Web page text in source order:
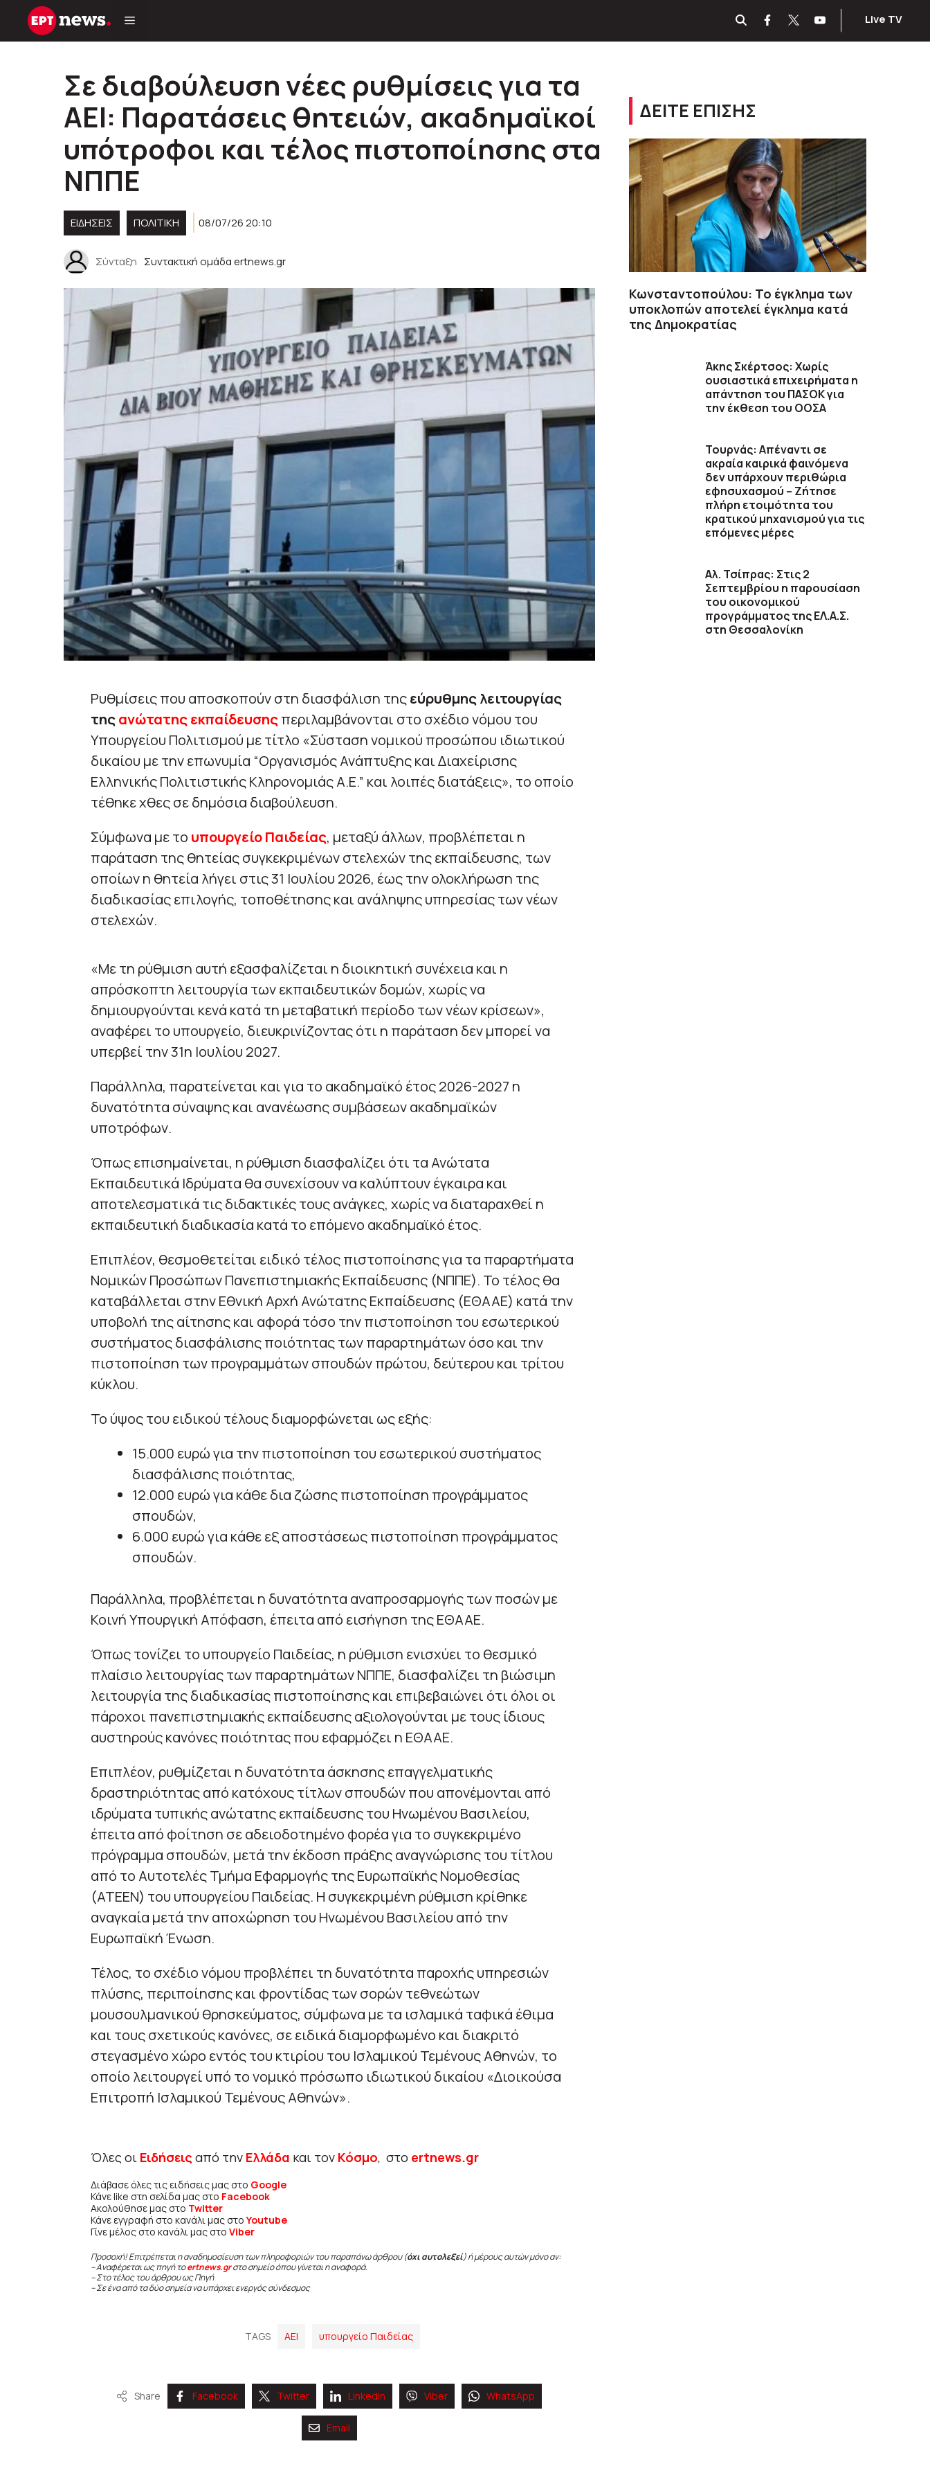
Μετάβαση
Live TV
Σε διαβούλευση νέες ρυθμίσεις για τα
ΑΕΙ: Παρατάσεις θητειών, ακαδημαϊκοί
υπότροφοι και τέλος πιστοποίησης στα
ΝΠΠΕ
ΕΙΔΗΣΕΙΣ ΠΟΛΙΤΙΚΉ 08/07/26 20:10
Σύνταξη Συντακτική ομάδα ertnews.gr
Ρυθμίσεις που αποσκοπούν στη διασφάλιση τηςεύρυθμης λειτουργίας
τηςανώτατης εκπαίδευσηςπεριλαμβάνονται στο σχέδιο νόμου του
Υπουργείου Πολιτισμού με τίτλο «Σύσταση νομικού προσώπου ιδιωτικού
δικαίου με την επωνυμία “Οργανισμός Ανάπτυξης και Διαχείρισης
Ελληνικής Πολιτιστικής Κληρονομιάς Α.Ε.” και λοιπές διατάξεις», το οποίο
τέθηκε χθες σε δημόσια διαβούλευση.
Σύμφωνα με το υπουργείο Παιδείας, μεταξύ άλλων, προβλέπεται η
παράταση της θητείας συγκεκριμένων στελεχών της εκπαίδευσης, των
οποίων η θητεία λήγει στις 31 Ιουλίου 2026, έως την ολοκλήρωση της
διαδικασίας επιλογής, τοποθέτησης και ανάληψης υπηρεσίας των νέων
στελεχών.
«Με τη ρύθμιση αυτή εξασφαλίζεται η διοικητική συνέχεια και η
απρόσκοπτη λειτουργία των εκπαιδευτικών δομών, χωρίς να
δημιουργούνται κενά κατά τη μεταβατική περίοδο των νέων κρίσεων»,
αναφέρει το υπουργείο, διευκρινίζοντας ότι η παράταση δεν μπορεί να
υπερβεί την 31η Ιουλίου 2027.
Παράλληλα, παρατείνεται και για το ακαδημαϊκό έτος 2026-2027 η
δυνατότητα σύναψης και ανανέωσης συμβάσεων ακαδημαϊκών
υποτρόφων.
Όπως επισημαίνεται, η ρύθμιση διασφαλίζει ότι τα Ανώτατα
Εκπαιδευτικά Ιδρύματα θα συνεχίσουν να καλύπτουν έγκαιρα και
αποτελεσματικά τις διδακτικές τους ανάγκες, χωρίς να διαταραχθεί η
εκπαιδευτική διαδικασία κατά το επόμενο ακαδημαϊκό έτος.
Επιπλέον, θεσμοθετείται ειδικό τέλος πιστοποίησης για τα παραρτήματα
Νομικών Προσώπων Πανεπιστημιακής Εκπαίδευσης (ΝΠΠΕ). Το τέλος θα
καταβάλλεται στην Εθνική Αρχή Ανώτατης Εκπαίδευσης (ΕΘΑΑΕ) κατά την
υποβολή της αίτησης και αφορά τόσο την πιστοποίηση του εσωτερικού
συστήματος διασφάλισης ποιότητας των παραρτημάτων όσο και την
πιστοποίηση των προγραμμάτων σπουδών πρώτου, δεύτερου και τρίτου
κύκλου.
Το ύψος του ειδικού τέλους διαμορφώνεται ως εξής:
15.000 ευρώ για την πιστοποίηση του εσωτερικού συστήματος
διασφάλισης ποιότητας,
12.000 ευρώ για κάθε δια ζώσης πιστοποίηση προγράμματος
σπουδών,
6.000 ευρώ για κάθε εξ αποστάσεως πιστοποίηση προγράμματος
σπουδών.
Παράλληλα, προβλέπεται η δυνατότητα αναπροσαρμογής των ποσών με
Κοινή Υπουργική Απόφαση, έπειτα από εισήγηση της ΕΘΑΑΕ.
Όπως τονίζει το υπουργείο Παιδείας, η ρύθμιση ενισχύει το θεσμικό
πλαίσιο λειτουργίας των παραρτημάτων ΝΠΠΕ, διασφαλίζει τη βιώσιμη
λειτουργία της διαδικασίας πιστοποίησης και επιβεβαιώνει ότι όλοι οι
πάροχοι πανεπιστημιακής εκπαίδευσης αξιολογούνται με τους ίδιους
αυστηρούς κανόνες ποιότητας που εφαρμόζει η ΕΘΑΑΕ.
Επιπλέον, ρυθμίζεται η δυνατότητα άσκησης επαγγελματικής
δραστηριότητας από κατόχους τίτλων σπουδών που απονέμονται από
ιδρύματα τυπικής ανώτατης εκπαίδευσης του Ηνωμένου Βασιλείου,
έπειτα από φοίτηση σε αδειοδοτημένο φορέα για το συγκεκριμένο
πρόγραμμα σπουδών, μετά την έκδοση πράξης αναγνώρισης του τίτλου
από το Αυτοτελές Τμήμα Εφαρμογής της Ευρωπαϊκής Νομοθεσίας
(ΑΤΕΕΝ) του υπουργείου Παιδείας. Η συγκεκριμένη ρύθμιση κρίθηκε
αναγκαία μετά την αποχώρηση του Ηνωμένου Βασιλείου από την
Ευρωπαϊκή Ένωση.
Τέλος, το σχέδιο νόμου προβλέπει τη δυνατότητα παροχής υπηρεσιών
πλύσης, περιποίησης και φροντίδας των σορών τεθνεώτων
μουσουλμανικού θρησκεύματος, σύμφωνα με τα ισλαμικά ταφικά έθιμα
και τους σχετικούς κανόνες, σε ειδικά διαμορφωμένο και διακριτό
στεγασμένο χώρο εντός του κτιρίου του Ισλαμικού Τεμένους Αθηνών, το
οποίο λειτουργεί υπό το νομικό πρόσωπο ιδιωτικού δικαίου «Διοικούσα
Επιτροπή Ισλαμικού Τεμένους Αθηνών».
Όλες οι Ειδήσεις από την Ελλάδα και τον Κόσμο, στο ertnews.gr
Διάβασε όλες τις ειδήσεις μας στο Google
Κάνε like στη σελίδα μας στο Facebook
Ακολούθησε μας στο Twitter
Κάνε εγγραφή στο κανάλι μας στοYoutube
Γίνε μέλος στο κανάλι μας στο Viber
Προσοχή! Επιτρέπεται η αναδημοσίευση των πληροφοριών του παραπάνω άρθρου (όχι αυτολεξεί) ή μέρους αυτών μόνο αν:
– Αναφέρεται ως πηγή τοertnews.gr στο σημείο όπου γίνεται η αναφορά.
– Στο τέλος του άρθρου ως Πηγή
– Σε ένα από τα δύο σημεία να υπάρχει ενεργός σύνδεσμος
TAGS ΑΕΙ υπουργείο Παιδείας
Share Facebook Twitter Linkedin Viber WhatsApp
Email
ΔΕΙΤΕ ΕΠΙΣΗΣ
Κωνσταντοπούλου: Το έγκλημα των
υποκλοπών αποτελεί έγκλημα κατά
της Δημοκρατίας
Άκης Σκέρτσος: Χωρίς
ουσιαστικά επιχειρήματα η
απάντηση του ΠΑΣΟΚ για
την έκθεση του ΟΟΣΑ
Τουρνάς: Απέναντι σε
ακραία καιρικά φαινόμενα
δεν υπάρχουν περιθώρια
εφησυχασμού – Ζήτησε
πλήρη ετοιμότητα του
κρατικού μηχανισμού για τις
επόμενες μέρες
Αλ. Τσίπρας: Στις 2
Σεπτεμβρίου η παρουσίαση
του οικονομικού
προγράμματος της ΕΛ.Α.Σ.
στη Θεσσαλονίκη